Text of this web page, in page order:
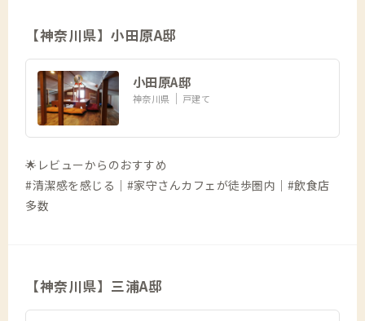
【神奈川県】小田原A邸
小田原A邸
神奈川県 戸建て
🌟レビューからのおすすめ
#清潔感を感じる｜#家守さんカフェが徒歩圏内｜#飲食店
多数
【神奈川県】三浦A邸